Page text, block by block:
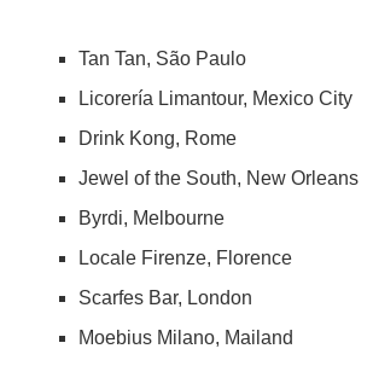
Tan Tan, São Paulo
Licorería Limantour, Mexico City
Drink Kong, Rome
Jewel of the South, New Orleans
Byrdi, Melbourne
Locale Firenze, Florence
Scarfes Bar, London
Moebius Milano, Mailand